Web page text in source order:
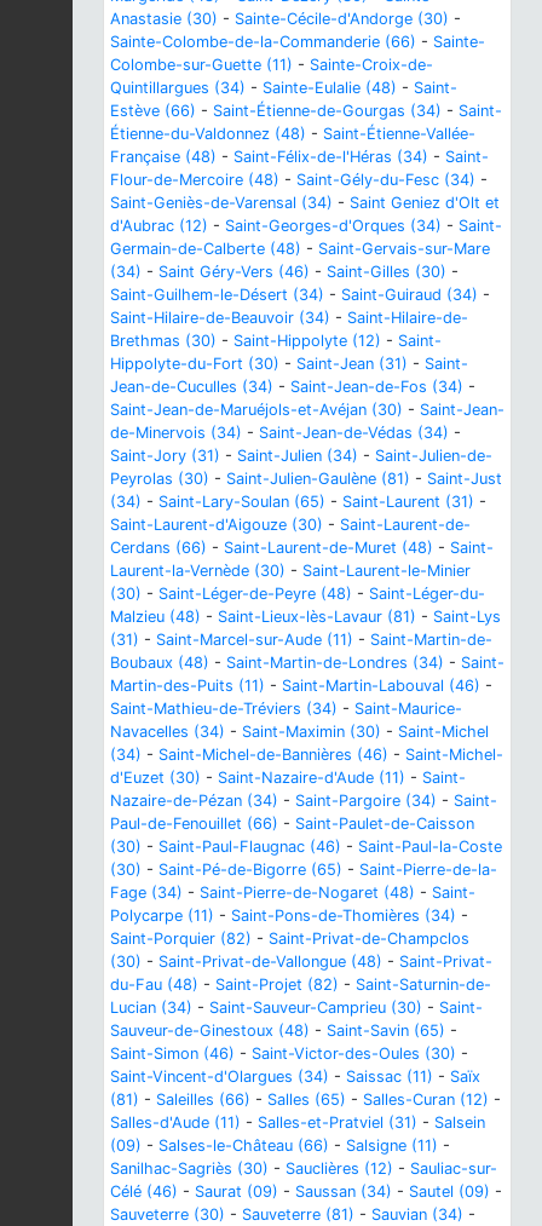
Anastasie (30) - Sainte-Cécile-d'Andorge (30) -
Sainte-Colombe-de-la-Commanderie (66) - Sainte-
Colombe-sur-Guette (11) - Sainte-Croix-de-
Quintillargues (34) - Sainte-Eulalie (48) - Saint-
Estève (66) - Saint-Étienne-de-Gourgas (34) - Saint-
Étienne-du-Valdonnez (48) - Saint-Étienne-Vallée-
Française (48) - Saint-Félix-de-l'Héras (34) - Saint-
Flour-de-Mercoire (48) - Saint-Gély-du-Fesc (34) -
Saint-Geniès-de-Varensal (34) - Saint Geniez d'Olt et
d'Aubrac (12) - Saint-Georges-d'Orques (34) - Saint-
Germain-de-Calberte (48) - Saint-Gervais-sur-Mare
(34) - Saint Géry-Vers (46) - Saint-Gilles (30) -
Saint-Guilhem-le-Désert (34) - Saint-Guiraud (34) -
Saint-Hilaire-de-Beauvoir (34) - Saint-Hilaire-de-
Brethmas (30) - Saint-Hippolyte (12) - Saint-
Hippolyte-du-Fort (30) - Saint-Jean (31) - Saint-
Jean-de-Cuculles (34) - Saint-Jean-de-Fos (34) -
Saint-Jean-de-Maruéjols-et-Avéjan (30) - Saint-Jean-
de-Minervois (34) - Saint-Jean-de-Védas (34) -
Saint-Jory (31) - Saint-Julien (34) - Saint-Julien-de-
Peyrolas (30) - Saint-Julien-Gaulène (81) - Saint-Just
(34) - Saint-Lary-Soulan (65) - Saint-Laurent (31) -
Saint-Laurent-d'Aigouze (30) - Saint-Laurent-de-
Cerdans (66) - Saint-Laurent-de-Muret (48) - Saint-
Laurent-la-Vernède (30) - Saint-Laurent-le-Minier
(30) - Saint-Léger-de-Peyre (48) - Saint-Léger-du-
Malzieu (48) - Saint-Lieux-lès-Lavaur (81) - Saint-Lys
(31) - Saint-Marcel-sur-Aude (11) - Saint-Martin-de-
Boubaux (48) - Saint-Martin-de-Londres (34) - Saint-
Martin-des-Puits (11) - Saint-Martin-Labouval (46) -
Saint-Mathieu-de-Tréviers (34) - Saint-Maurice-
Navacelles (34) - Saint-Maximin (30) - Saint-Michel
(34) - Saint-Michel-de-Bannières (46) - Saint-Michel-
d'Euzet (30) - Saint-Nazaire-d'Aude (11) - Saint-
Nazaire-de-Pézan (34) - Saint-Pargoire (34) - Saint-
Paul-de-Fenouillet (66) - Saint-Paulet-de-Caisson
(30) - Saint-Paul-Flaugnac (46) - Saint-Paul-la-Coste
(30) - Saint-Pé-de-Bigorre (65) - Saint-Pierre-de-la-
Fage (34) - Saint-Pierre-de-Nogaret (48) - Saint-
Polycarpe (11) - Saint-Pons-de-Thomières (34) -
Saint-Porquier (82) - Saint-Privat-de-Champclos
(30) - Saint-Privat-de-Vallongue (48) - Saint-Privat-
du-Fau (48) - Saint-Projet (82) - Saint-Saturnin-de-
Lucian (34) - Saint-Sauveur-Camprieu (30) - Saint-
Sauveur-de-Ginestoux (48) - Saint-Savin (65) -
Saint-Simon (46) - Saint-Victor-des-Oules (30) -
Saint-Vincent-d'Olargues (34) - Saissac (11) - Saïx
(81) - Saleilles (66) - Salles (65) - Salles-Curan (12) -
Salles-d'Aude (11) - Salles-et-Pratviel (31) - Salsein
(09) - Salses-le-Château (66) - Salsigne (11) -
Sanilhac-Sagriès (30) - Sauclières (12) - Sauliac-sur-
Célé (46) - Saurat (09) - Saussan (34) - Sautel (09) -
Sauveterre (30) - Sauveterre (81) - Sauvian (34) -